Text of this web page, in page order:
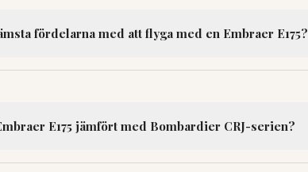
fördelarna med att flyga med en Embraer E175?
E175 jämfört med Bombardier CRJ-serien?